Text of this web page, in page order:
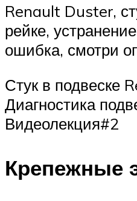
Renault Duster,
рейке,
ошибка, смотри
Стук в подвеске
Диагностика
Видеолекция#2
Крепежные